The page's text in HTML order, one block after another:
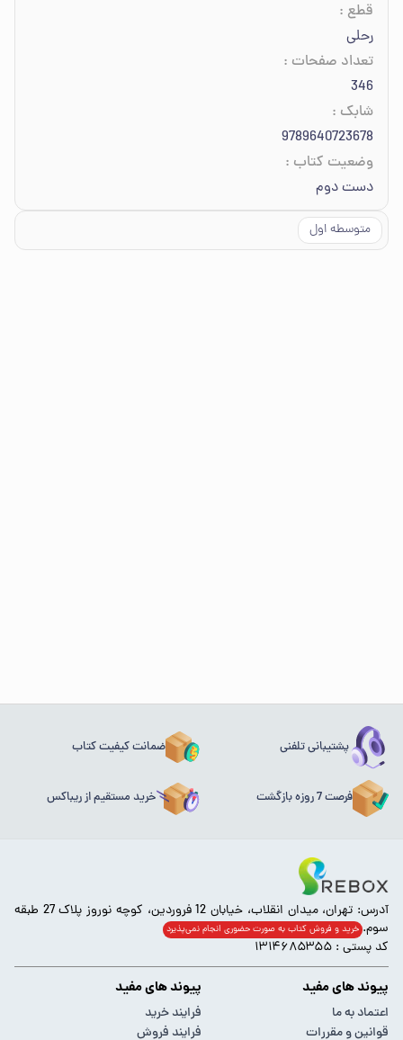
قطع :
رحلی
تعداد صفحات :
346
شابک :
9789640723678
وضعیت کتاب :
دست دوم
متوسطه اول
پشتیبانی تلفنی ضمانت کیفیت کتاب
فرصت 7 روزه بازگشت خرید مستقیم از ریباکس
آدرس: تهران، میدان انقلاب، خیابان 12 فروردین، کوچه نوروز پلاک 27 طبقه
سوم. خرید و فروش کتاب به صورت حضوری انجام‌ نمی‌پذیرد
کد پستی : ۱۳۱۴۶۸۵۳۵۵
پیوند های مفید
اعتماد به ما
قوانین و مقررات
پیوند های مفید
فرایند خرید
فرایند فروش